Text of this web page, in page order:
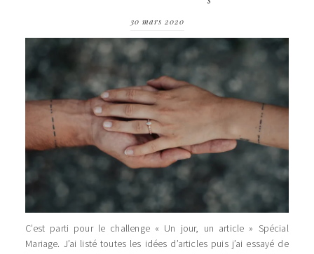
30 mars 2020
C’est parti pour le challenge « Un jour, un article » Spécial
Mariage. J’ai listé toutes les idées d’articles puis j’ai essayé de